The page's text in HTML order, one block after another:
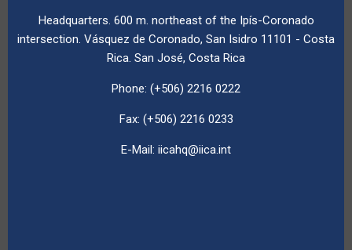
Headquarters. 600 m. northeast of the Ipís-Coronado
intersection. Vásquez de Coronado, San Isidro 11101 - Costa
Rica. San José, Costa Rica
Phone: (+506) 2216 0222
Fax: (+506) 2216 0233
E-Mail: iicahq@iica.int